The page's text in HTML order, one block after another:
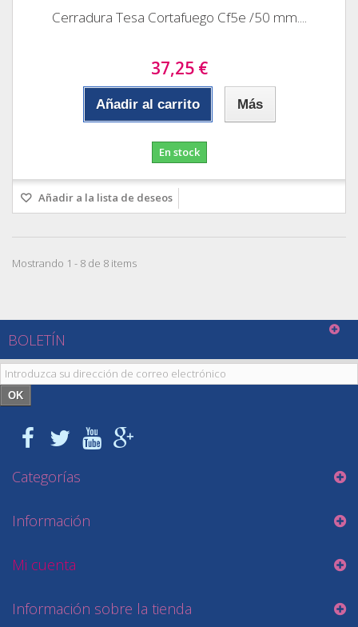
Cerradura Tesa Cortafuego Cf5e /50 mm....
37,25 €
Añadir al carrito Más
En stock
Añadir a la lista de deseos
Mostrando 1 - 8 de 8 items
BOLETÍN
OK
Categorías
Información
Mi cuenta
Información sobre la tienda